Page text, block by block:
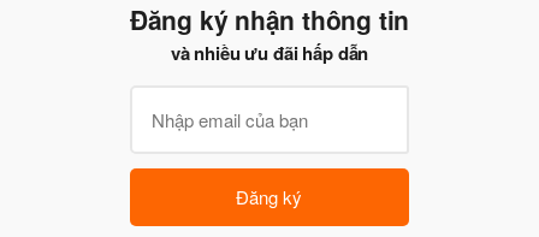
Đăng ký nhận thông tin
và nhiều ưu đãi hấp dẫn
Đăng ký